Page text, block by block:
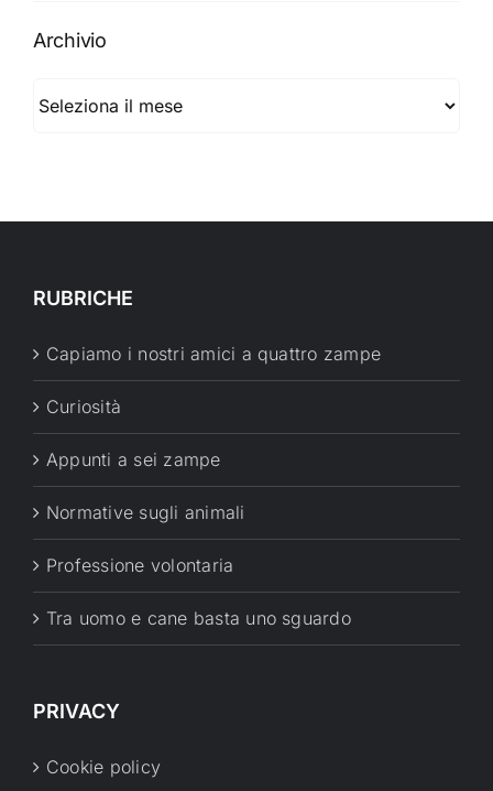
Archivio
RUBRICHE
Capiamo i nostri amici a quattro zampe
Curiosità
Appunti a sei zampe
Normative sugli animali
Professione volontaria
Tra uomo e cane basta uno sguardo
PRIVACY
Cookie policy